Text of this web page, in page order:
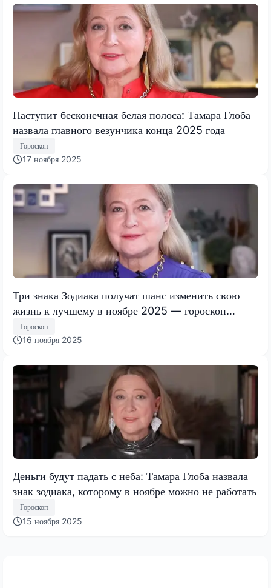
Наступит бесконечная белая полоса: Тамара Глоба
назвала главного везунчика конца 2025 года
Гороскоп
17 ноября 2025
Три знака Зодиака получат шанс изменить свою
жизнь к лучшему в ноябре 2025 — гороскоп
Тамары Глобы
Гороскоп
16 ноября 2025
Деньги будут падать с неба: Тамара Глоба назвала
знак зодиака, которому в ноябре можно не работать
Гороскоп
15 ноября 2025